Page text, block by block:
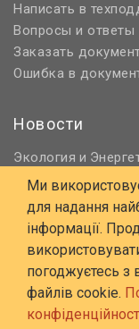
Написать в
Вопросы и ответы
Заказать
Ошибка в
Новости
Экология и
Нормативное
Строительство и
Охрана труда и ПБ
© 2006 - 2026 Все
E-mail:
Ми
для надання
інформації.
погоджуєтесь з
файлів cookie.